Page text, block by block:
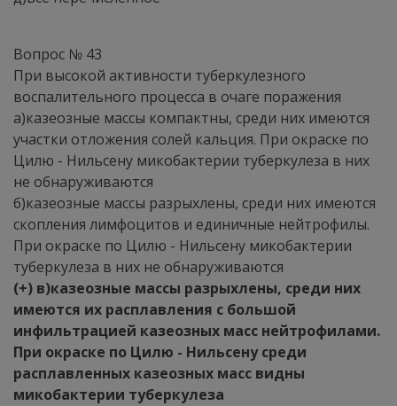
Вопрос № 43
При высокой активности туберкулезного
воспалительного процесса в очаге поражения
а)казеозные массы компактны, среди них имеются
участки отложения солей кальция. При окраске по
Цилю - Нильсену микобактерии туберкулеза в них
не обнаруживаются
б)казеозные массы разрыхлены, среди них имеются
скопления лимфоцитов и единичные нейтрофилы.
При окраске по Цилю - Нильсену микобактерии
туберкулеза в них не обнаруживаются
(+) в)казеозные массы разрыхлены, среди них
имеются их расплавления с большой
инфильтрацией казеозных масс нейтрофилами.
При окраске по Цилю - Нильсену среди
расплавленных казеозных масс видны
микобактерии туберкулеза